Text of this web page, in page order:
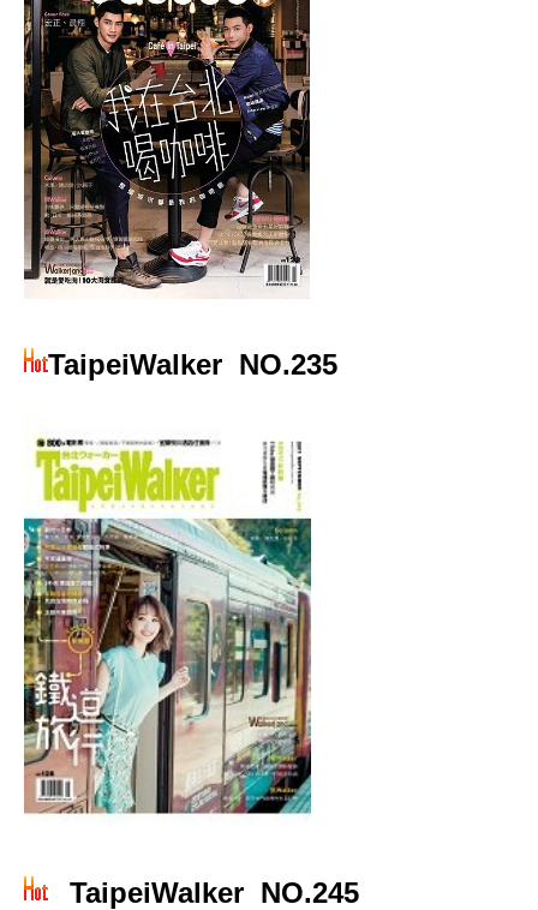
TaipeiWalker NO.235
TaipeiWalker NO.245